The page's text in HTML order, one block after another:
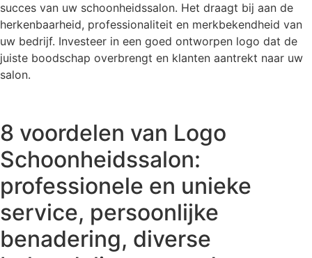
succes van uw schoonheidssalon. Het draagt bij aan de
herkenbaarheid, professionaliteit en merkbekendheid van
uw bedrijf. Investeer in een goed ontworpen logo dat de
juiste boodschap overbrengt en klanten aantrekt naar uw
salon.
8 voordelen van Logo
Schoonheidssalon:
professionele en unieke
service, persoonlijke
benadering, diverse